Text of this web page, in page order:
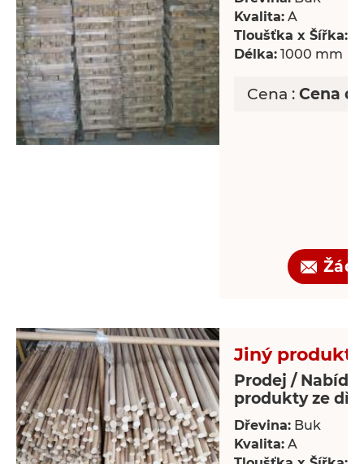
Kvalita: A
Tloušťka x Šířka:
Délka: 1000 mm
Cena : Cena
Jiný produkt
Prodej /
produkty ze
Dřevina: Buk
Kvalita: A